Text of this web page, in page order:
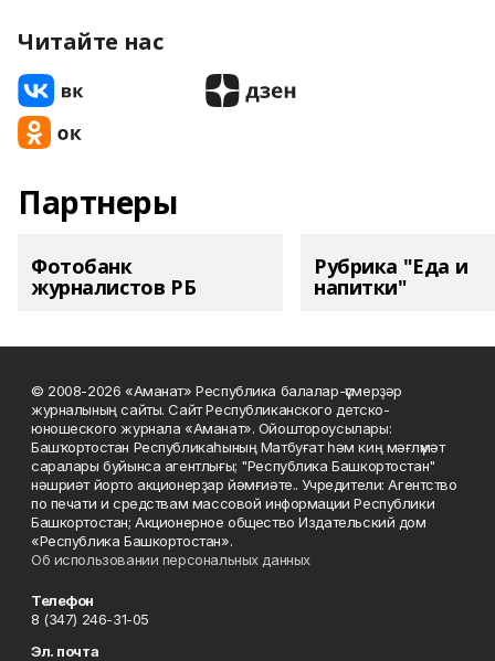
Читайте нас
Партнеры
Фотобанк
журналистов РБ
Рубрика "Еда и
напитки"
© 2008-2026 «Аманат» Республика балалар-үҫмерҙәр
журналының сайты. Сайт Республиканского детско-
юношеского журнала «Аманат». Ойоштороусылары:
Башҡортостан Республикаһының Матбуғат һәм киң мәғлүмәт
саралары буйынса агентлығы; "Республика Башкортостан"
нәшриәт йорто акционерҙар йәмғиәте.. Учредители: Агентство
по печати и средствам массовой информации Республики
Башкортостан; Акционерное общество Издательский дом
«Республика Башкортостан».
Об использовании персональных данных
Телефон
8 (347) 246-31-05
Эл. почта